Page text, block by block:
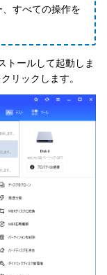
すべての操作を
トールして起動しま
リックします。